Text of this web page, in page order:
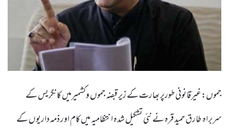
جموں:غیرقانونی طورپر بھارت کے زیر قبضہ جموں وکشمیرمیں کانگریس کے
سربراہ طارق حمید قرہ نے نئی تشکیل شدہ انتظامیہ میں کام اور ذمہ داریوں کے